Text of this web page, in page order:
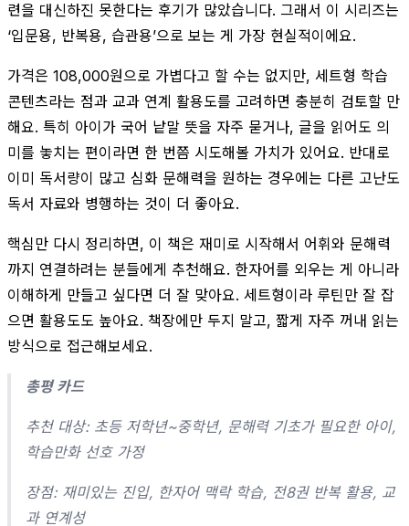
련을 대신하진 못한다는 후기가 많았습니다. 그래서 이 시리즈는
‘입문용, 반복용, 습관용’으로 보는 게 가장 현실적이에요.
가격은 108,000원으로 가볍다고 할 수는 없지만, 세트형 학습
콘텐츠라는 점과 교과 연계 활용도를 고려하면 충분히 검토할 만
해요. 특히 아이가 국어 낱말 뜻을 자주 묻거나, 글을 읽어도 의
미를 놓치는 편이라면 한 번쯤 시도해볼 가치가 있어요. 반대로
이미 독서량이 많고 심화 문해력을 원하는 경우에는 다른 고난도
독서 자료와 병행하는 것이 더 좋아요.
핵심만 다시 정리하면, 이 책은 재미로 시작해서 어휘와 문해력
까지 연결하려는 분들에게 추천해요. 한자어를 외우는 게 아니라
이해하게 만들고 싶다면 더 잘 맞아요. 세트형이라 루틴만 잘 잡
으면 활용도도 높아요. 책장에만 두지 말고, 짧게 자주 꺼내 읽는
방식으로 접근해보세요.
총평 카드
추천 대상: 초등 저학년~중학년, 문해력 기초가 필요한 아이,
학습만화 선호 가정
장점: 재미있는 진입, 한자어 맥락 학습, 전8권 반복 활용, 교
과 연계성